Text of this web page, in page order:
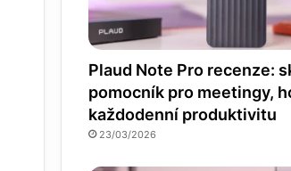
Plaud Note Pro recenze:
pomocník pro meetingy,
každodenní produktivitu
23/03/2026